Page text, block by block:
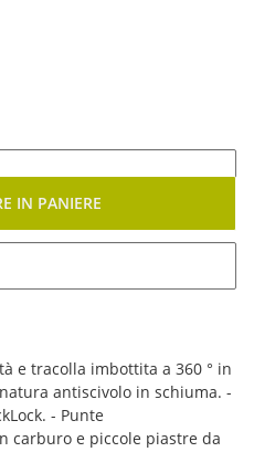
IN PANIERE
di questo articolo. Seleziona
e tracolla imbottita a 360 ° in
antiscivolo in schiuma. -
- Punte
carburo e piccole piastre da